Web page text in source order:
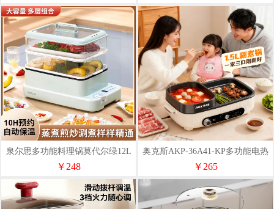
泉尔思多功能料理锅莫代尔绿12L
三层LLG-1350A
￥248
奥克斯AKP-36A41-KP多功能电热
锅
￥265